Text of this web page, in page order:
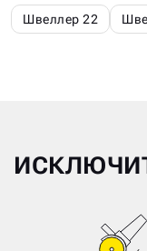
Швеллер 22